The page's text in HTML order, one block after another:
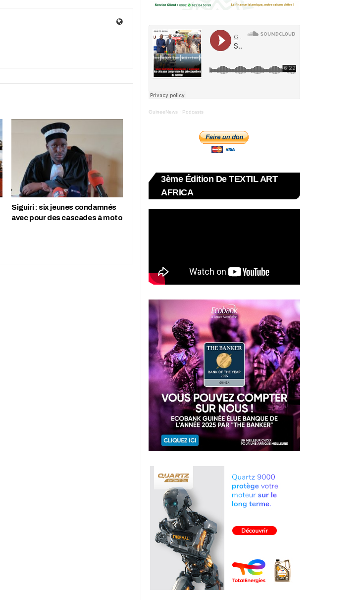
‎Siguiri : six jeunes condamnés
avec pour des cascades à moto
GuineeNews · Podcasts
3ème Édition De TEXTIL ART
AFRICA